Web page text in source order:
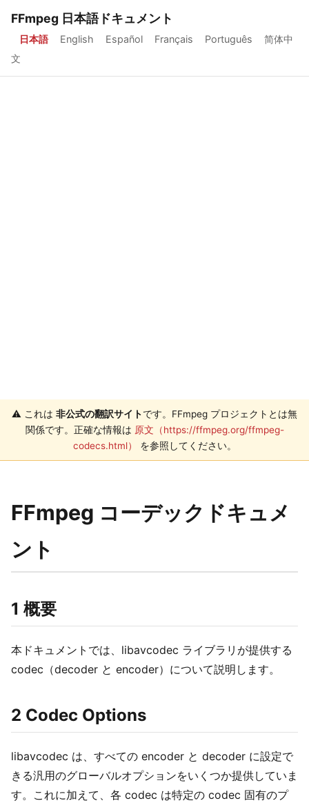
FFmpeg 日本語ドキュメント
日本語 English Español Français Português
简体中
文
⚠️ これは 非公式の翻訳サイトです。FFmpeg プロジェクトとは無
関係です。正確な情報は 原文（https://ffmpeg.org/ffmpeg-
codecs.html）
を参照してください。
FFmpeg コーデックドキュメ
ント
1 概要
本ドキュメントでは、libavcodec ライブラリが提供する
codec（decoder と encoder）について説明します。
2 Codec Options
libavcodec は、すべての encoder と decoder に設定で
きる汎用のグローバルオプションをいくつか提供していま
す。これに加えて、各 codec は特定の codec 固有のプ